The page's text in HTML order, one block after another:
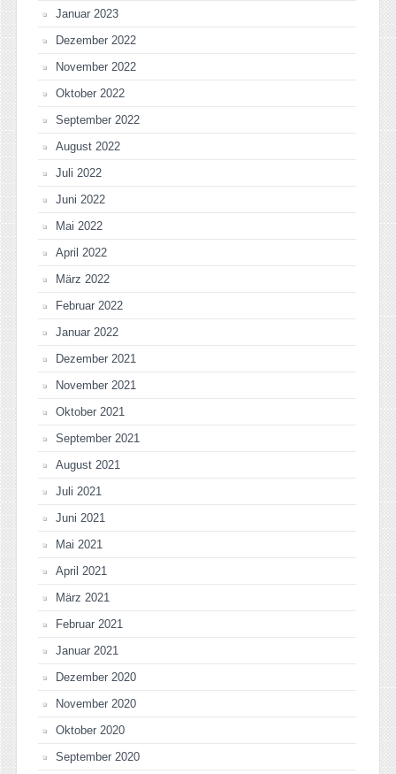
Januar 2023
Dezember 2022
November 2022
Oktober 2022
September 2022
August 2022
Juli 2022
Juni 2022
Mai 2022
April 2022
März 2022
Februar 2022
Januar 2022
Dezember 2021
November 2021
Oktober 2021
September 2021
August 2021
Juli 2021
Juni 2021
Mai 2021
April 2021
März 2021
Februar 2021
Januar 2021
Dezember 2020
November 2020
Oktober 2020
September 2020